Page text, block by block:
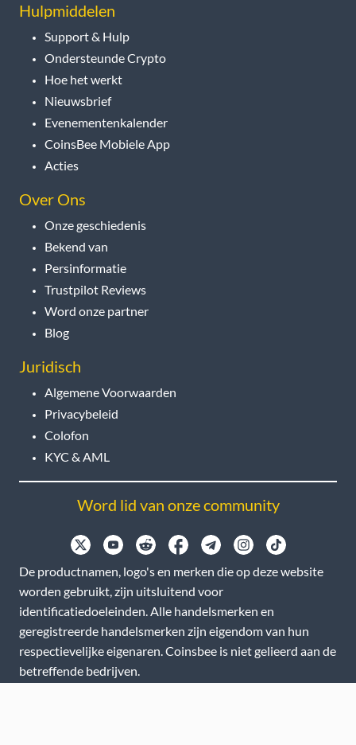
Hulpmiddelen
Support & Hulp
Ondersteunde Crypto
Hoe het werkt
Nieuwsbrief
Evenementenkalender
CoinsBee Mobiele App
Acties
Over Ons
Onze geschiedenis
Bekend van
Persinformatie
Trustpilot Reviews
Word onze partner
Blog
Juridisch
Algemene Voorwaarden
Privacybeleid
Colofon
KYC & AML
Word lid van onze community
De productnamen, logo's en merken die op deze website
worden gebruikt, zijn uitsluitend voor
identificatiedoeleinden. Alle handelsmerken en
geregistreerde handelsmerken zijn eigendom van hun
respectievelijke eigenaren. Coinsbee is niet gelieerd aan de
betreffende bedrijven.